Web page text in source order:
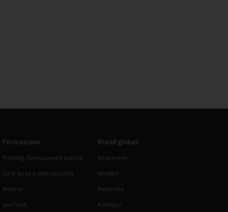
Formazione
Training, formazione e scienza
Corsi locali e internazionali
Webinar
youTooth
Brand globali
Straumann
Neodent
Medentika
Anthogyr